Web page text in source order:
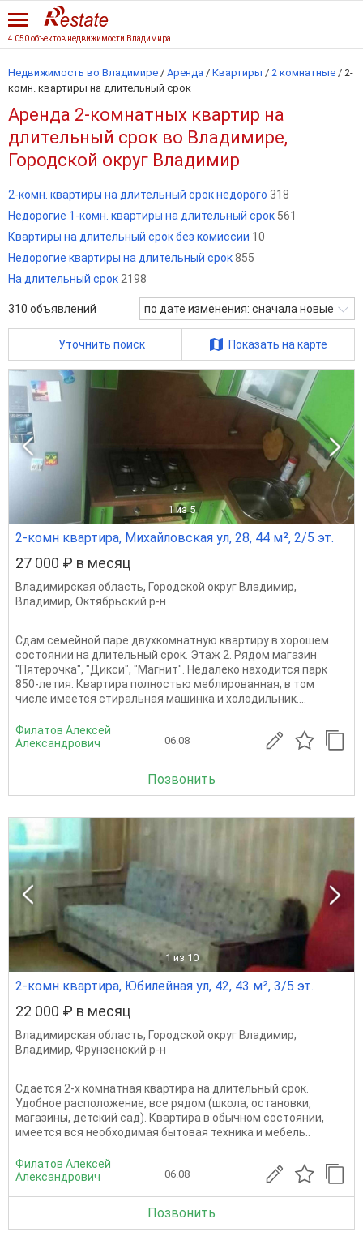
4 050 объектов недвижимости Владимира
Недвижимость во Владимире / Аренда / Квартиры / 2 комнатные / 2-
комн. квартиры на длительный срок
Аренда 2-комнатных квартир на
длительный срок во Владимире,
Городской округ Владимир
2-комн. квартиры на длительный срок недорого 318
Недорогие 1-комн. квартиры на длительный срок 561
Квартиры на длительный срок без комиссии 10
Недорогие квартиры на длительный срок855
На длительный срок 2198
310 объявлений по дате изменения: сначала новые
Уточнить поиск Показать на карте
1 из 5
2-комн квартира, Михайловская ул, 28, 44 м², 2/5 эт.
27 000 ₽ в месяц
Владимирская область, Городской округ Владимир,
Владимир, Октябрьский р-н
Сдам семейной паре двухкомнатную квартиру в хорошем
состоянии на длительный срок. Этаж 2. Рядом магазин
"Пятёрочка", "Дикси", "Магнит". Недалеко находится парк
850-летия. Квартира полностью меблированная, в том
числе имеется стиральная машинка и холодильник....
Филатов Алексей
Александрович
06.08
Позвонить
1 из 10
2-комн квартира, Юбилейная ул, 42, 43 м², 3/5 эт.
22 000 ₽ в месяц
Владимирская область, Городской округ Владимир,
Владимир, Фрунзенский р-н
Сдается 2-х комнатная квартира на длительный срок.
Удобное расположение, все рядом (школа, остановки,
магазины, детский сад). Квартира в обычном состоянии,
имеется вся необходимая бытовая техника и мебель..
Филатов Алексей
Александрович
06.08
Позвонить